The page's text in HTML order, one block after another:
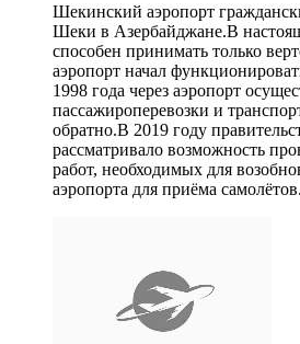
Шекинский аэропорт
Шеки в Азербайджане.В
способен принимать только
аэропорт начал
1998 года через аэропорт
пассажироперевозки и
обратно.В 2019 году
рассматривало возможность
работ, необходимых для
аэропорта для приёма самолётов.